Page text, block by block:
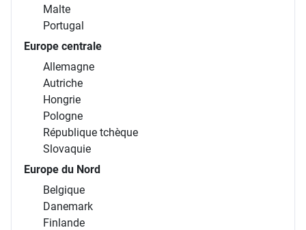
Malte
Portugal
Europe centrale
Allemagne
Autriche
Hongrie
Pologne
République tchèque
Slovaquie
Europe du Nord
Belgique
Danemark
Finlande